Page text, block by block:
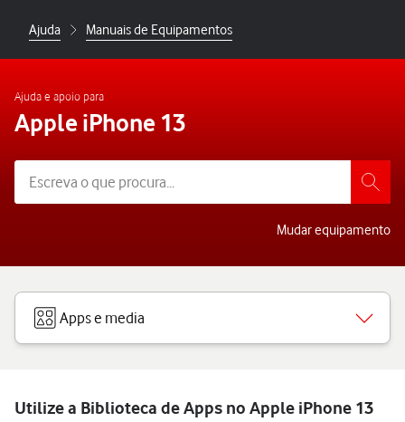
Ajuda Manuais de Equipamentos
Ajuda e apoio para
Apple iPhone 13
Mudar equipamento
Apps e media
Utilize a Biblioteca de Apps no Apple iPhone 13